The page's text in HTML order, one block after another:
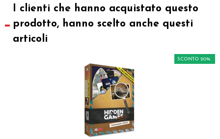
I clienti che hanno acquistato questo
prodotto, hanno scelto anche questi
articoli
SCONTO 20%